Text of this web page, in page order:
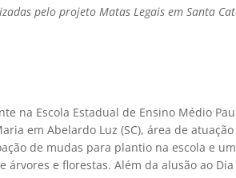
pelo projeto Matas Legais em Santa
na Escola Estadual de Ensino Médio
em Abelardo Luz (SC), área de
de mudas para plantio na escola e
e florestas. Além da alusão ao